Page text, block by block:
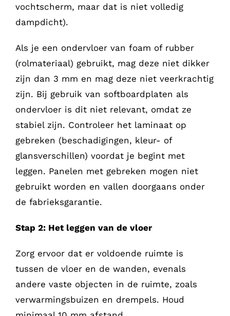
vochtscherm, maar dat is niet volledig
dampdicht).
Als je een ondervloer van foam of rubber
(rolmateriaal) gebruikt, mag deze niet dikker
zijn dan 3 mm en mag deze niet veerkrachtig
zijn. Bij gebruik van softboardplaten als
ondervloer is dit niet relevant, omdat ze
stabiel zijn. Controleer het laminaat op
gebreken (beschadigingen, kleur- of
glansverschillen) voordat je begint met
leggen. Panelen met gebreken mogen niet
gebruikt worden en vallen doorgaans onder
de fabrieksgarantie.
Stap 2: Het leggen van de vloer
Zorg ervoor dat er voldoende ruimte is
tussen de vloer en de wanden, evenals
andere vaste objecten in de ruimte, zoals
verwarmingsbuizen en drempels. Houd